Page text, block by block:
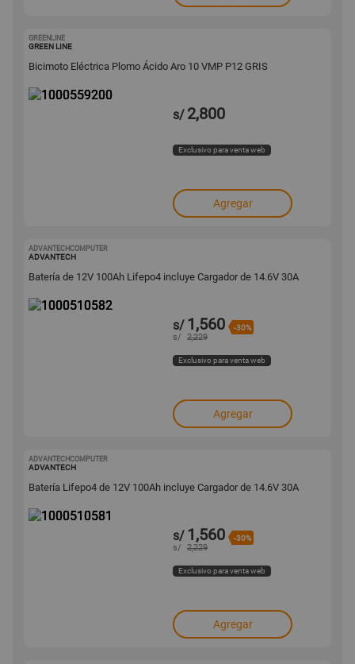
GREENLINE
GREEN LINE
Bicimoto Eléctrica Plomo Ácido Aro 10 VMP P12 GRIS
s/ 2,800
Exclusivo para venta web
Agregar
ADVANTECHCOMPUTER
ADVANTECH
Batería de 12V 100Ah Lifepo4 incluye Cargador de 14.6V 30A
s/ 1,560 -30%
s/ 2,229
Exclusivo para venta web
Agregar
ADVANTECHCOMPUTER
ADVANTECH
Batería Lifepo4 de 12V 100Ah incluye Cargador de 14.6V 30A
s/ 1,560 -30%
s/ 2,229
Exclusivo para venta web
Agregar